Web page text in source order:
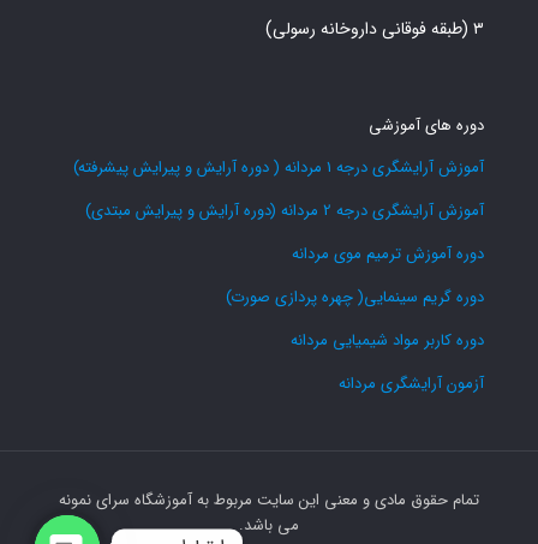
۳ (طبقه فوقانی داروخانه رسولی)
دوره های آموزشی
آموزش آرایشگری درجه 1 مردانه ( دوره آرایش و پیرایش پیشرفته)
آموزش آرایشگری درجه 2 مردانه (دوره آرایش و پیرایش مبتدی)
دوره آموزش ترمیم موی مردانه
دوره گریم سینمایی( چهره پردازی صورت)
دوره کاربر مواد شیمیایی مردانه
آزمون آرایشگری مردانه
تمام حقوق مادی و معنی این سایت مربوط به آموزشگاه سرای نمونه
می باشد.